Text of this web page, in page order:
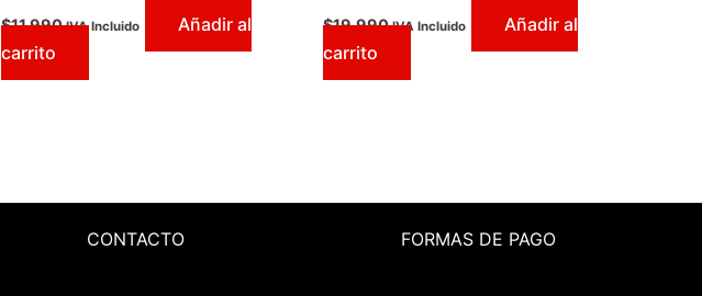
$11.990 IVA Incluido
Añadir al
carrito
$19.990 IVA Incluido
Añadir al
carrito
CONTACTO FORMAS DE PAGO